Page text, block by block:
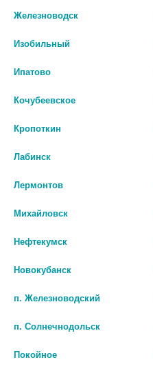
ГОМЕОПАТ МОНОКОМП
ХИМИЧ ПРОИСХОЖД 4,0
0 руб.
Железноводск
Изобильный
Ипатово
Кочубеевское
Кропоткин
Лабинск
Лермонтов
Михайловск
Нефтекумск
Новокубанск
п. Железноводский
п. Солнечнодольск
Покойное